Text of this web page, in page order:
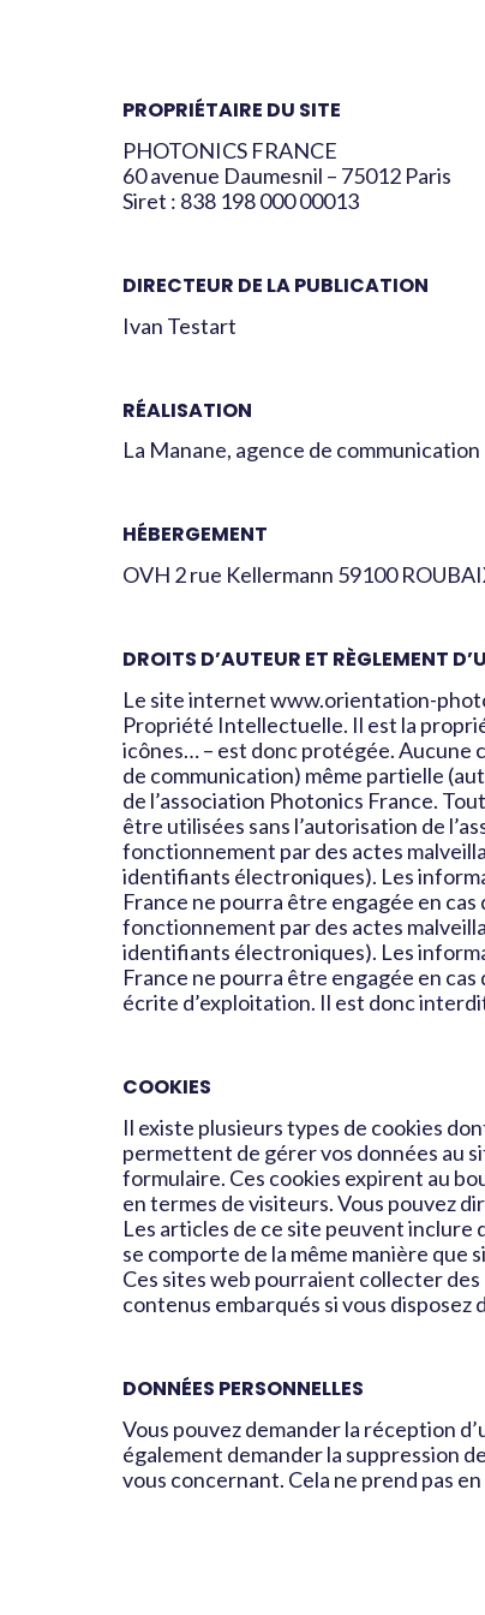
PROPRIÉTAIRE DU SITE
PHOTONICS FRANCE
60 avenue Daumesnil – 75012 Paris
Siret : 838 198 000 00013
DIRECTEUR DE LA PUBLICATION
Ivan Testart
RÉALISATION
La Manane, agence de
HÉBERGEMENT
OVH 2 rue Kellermann 59100
DROITS D’AUTEUR ET RÈGLEMENT
Le site internet www.orientation-
Propriété Intellectuelle. Il est la
icônes… – est donc protégée.
de communication) même partielle
de l’association Photonics France.
être utilisées sans l’autorisation de
fonctionnement par des actes
identifiants électroniques). Les
France ne pourra être engagée en cas
fonctionnement par des actes
identifiants électroniques). Les
France ne pourra être engagée en cas
écrite d’exploitation. Il est donc
COOKIES
Il existe plusieurs types de cookies
permettent de gérer vos données au
formulaire. Ces cookies expirent au
en termes de visiteurs. Vous pouvez
Les articles de ce site peuvent inclure
se comporte de la même manière que
Ces sites web pourraient collecter
contenus embarqués si vous
DONNÉES PERSONNELLES
Vous pouvez demander la réception
également demander la suppression
vous concernant. Cela ne prend pas